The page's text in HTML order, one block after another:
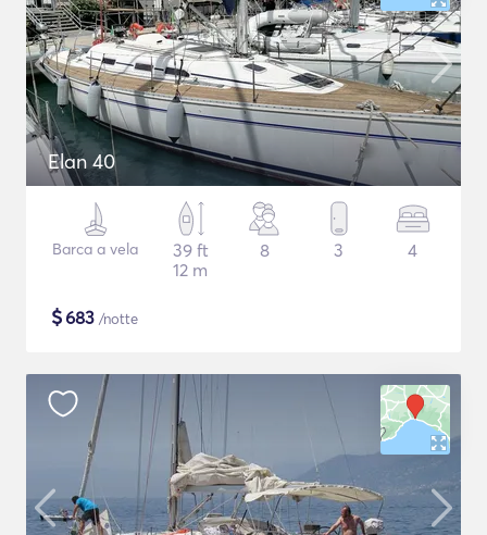
Elan 40
Barca a vela
39 ft
12 m
8 3 4
$683 /notte